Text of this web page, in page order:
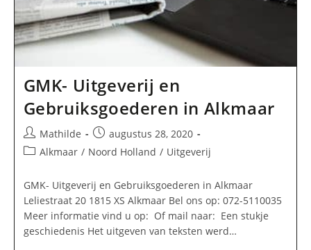
GMK- Uitgeverij en
Gebruiksgoederen in Alkmaar
Bericht
auteur:
Mathilde
Bericht
gepubliceerd
augustus 28, 2020
Berichtcategorie:
Alkmaar / Noord Holland / Uitgeverij
GMK- Uitgeverij en Gebruiksgoederen in Alkmaar
Leliestraat 20 1815 XS Alkmaar Bel ons op: 072-5110035
Meer informatie vind u op: Of mail naar: Een stukje
geschiedenis Het uitgeven van teksten werd…